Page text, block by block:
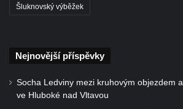
Šluknovský výběžek
Nejnovější příspěvky
Socha Ledviny mezi kruhovým objezdem
ve Hluboké nad Vltavou